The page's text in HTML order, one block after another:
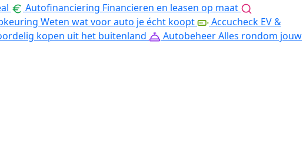
Autofinanciering Financieren en leasen op maat
Weten wat voor auto je écht koopt
Accucheck EV &
kopen uit het buitenland AutobeheerAlles rondom jouw